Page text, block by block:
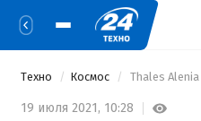
Техно Космос
19 июля 2021, 10:28